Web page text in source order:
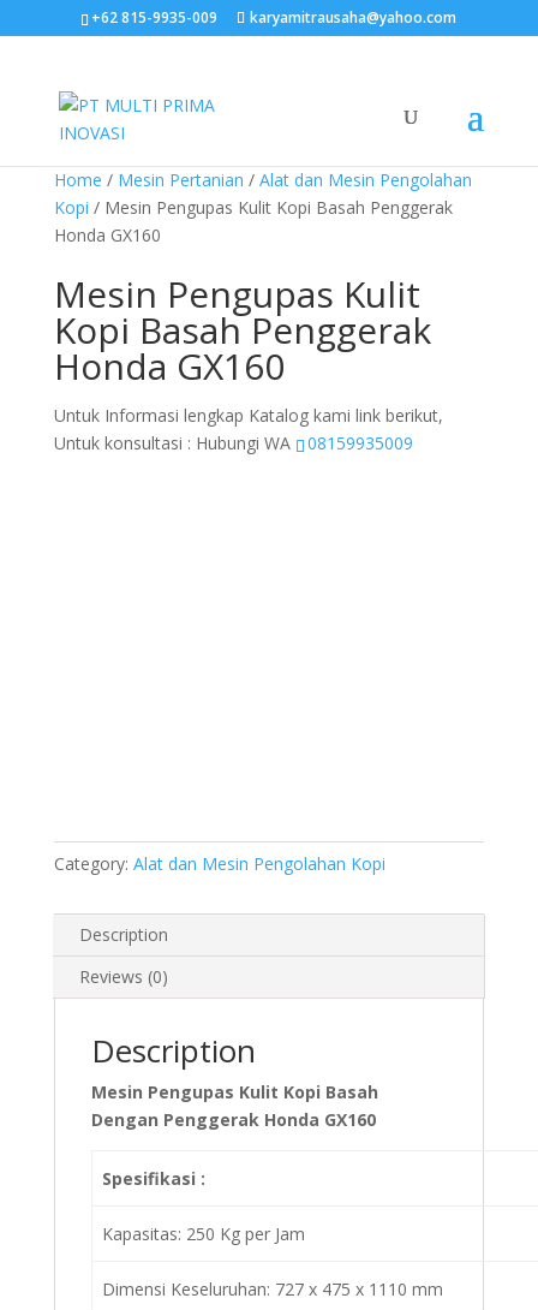
+62 815-9935-009 karyamitrausaha@yahoo.com
Home / Mesin Pertanian / Alat dan Mesin Pengolahan
Kopi / Mesin Pengupas Kulit Kopi Basah Penggerak
Honda GX160
Mesin Pengupas Kulit
Kopi Basah Penggerak
Honda GX160
Untuk Informasi lengkap Katalog kami link berikut,
Untuk konsultasi : Hubungi WA
08159935009
Category: Alat dan Mesin Pengolahan Kopi
Description
Reviews (0)
Description
Mesin Pengupas Kulit Kopi Basah
Dengan Penggerak Honda GX160
Spesifikasi :
Kapasitas: 250 Kg per Jam
Dimensi Keseluruhan: 727 x 475 x 1110 mm